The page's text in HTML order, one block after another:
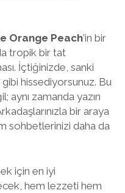
Orange Peach’in bir
tropik bir tat
İçtiğinizde, sanki
hissediyorsunuz. Bu
aynı zamanda yazın
bir araya
sohbetlerinizi daha da
için en iyi
hem lezzeti hem